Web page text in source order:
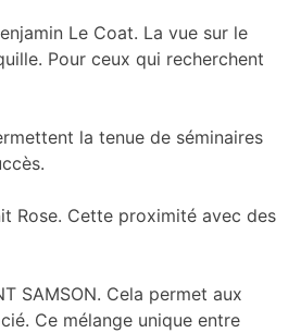
Le Coat. La vue sur le
Pour ceux qui recherchent
la tenue de séminaires
Rose. Cette proximité avec des
SAMSON. Cela permet aux
Ce mélange unique entre